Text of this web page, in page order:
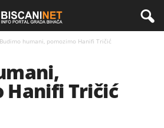
Budimo humani, pomozimo Hanifi Tričić
Hanifi Tričić